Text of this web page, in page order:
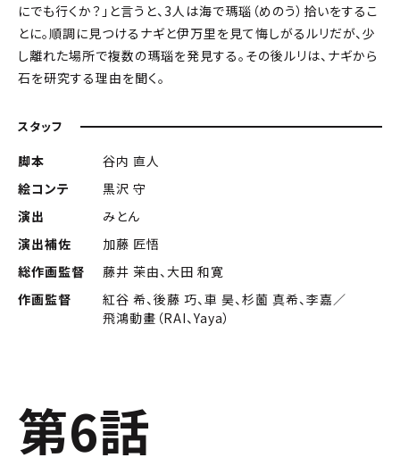
にでも行くか？」と言うと、3人は海で瑪瑙（めのう）拾いをするこ
とに。順調に見つけるナギと伊万里を見て悔しがるルリだが、少
し離れた場所で複数の瑪瑙を発見する。その後ルリは、ナギから
石を研究する理由を聞く。
スタッフ
脚本
谷内 直人
絵コンテ
黒沢 守
演出
みとん
演出補佐
加藤 匠悟
総作画監督
藤井 茉由、大田 和寛
作画監督
紅谷 希、後藤 巧、車 昊、杉薗 真希、李嘉／
飛鴻動畫（RAI、Yaya）
第6話